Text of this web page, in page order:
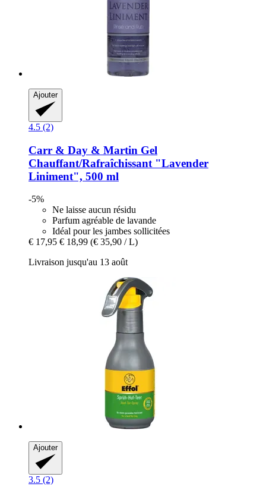
Ajouter
4.5 (2)
Carr & Day & Martin Gel
Chauffant/Rafraîchissant "Lavender
Liniment", 500 ml
-5%
Ne laisse aucun résidu
Parfum agréable de lavande
Idéal pour les jambes sollicitées
€ 17,95 € 18,99 (€ 35,90 / L)
Livraison jusqu'au 13 août
Ajouter
3.5 (2)